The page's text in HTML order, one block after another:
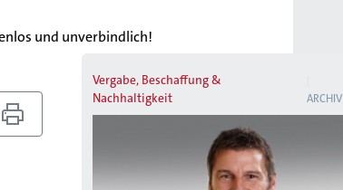
und unverbindlich!
Vergabe, Beschaffung &
Nachhaltigkeit
ARCHIV